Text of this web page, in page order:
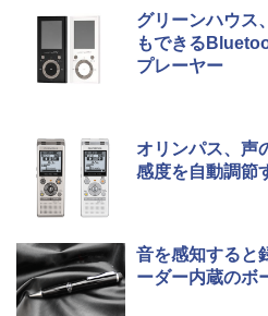
グリーンハウス
もできる
プレーヤー
オリンパス、声
感度を自動調節
音を感知すると
ーダー内蔵のボ